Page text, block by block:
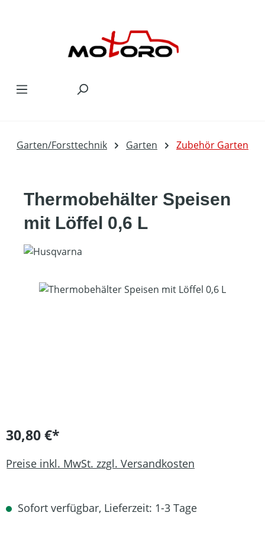
Garten/Forsttechnik Garten Zubehör Garten
Thermobehälter Speisen
mit Löffel 0,6 L
Bildergalerie überspringen
30,80 €*
Preise inkl. MwSt. zzgl. Versandkosten
Sofort verfügbar, Lieferzeit: 1-3 Tage